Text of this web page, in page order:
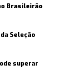
Brasileirão
Seleção
superar